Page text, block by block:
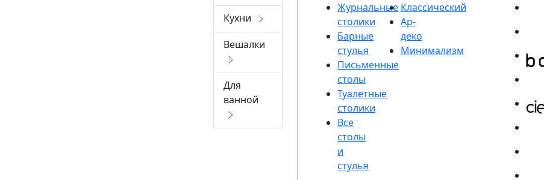
Кухни
Вешалки
Для
ванной
Журнальные
столики
Барные
стулья
Письменные
столы
Туалетные
столики